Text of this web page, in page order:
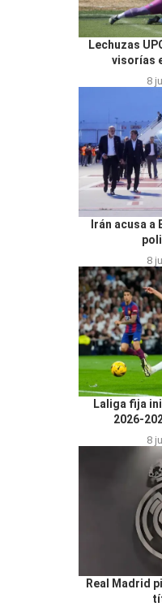
Lechuzas
visorías
8
Irán acusa
8
Laliga fija
2026-
8
Real Madrid